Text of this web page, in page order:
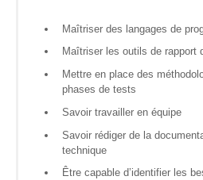
Maîtriser des langages de
Maîtriser les outils de rapport
Mettre en place des
phases de tests
Savoir travailler en équipe
Savoir rédiger de la
technique
Être capable d’identifier les
sont en
vous !
Algo’bulles
– Sur les
traces du
et-TIC